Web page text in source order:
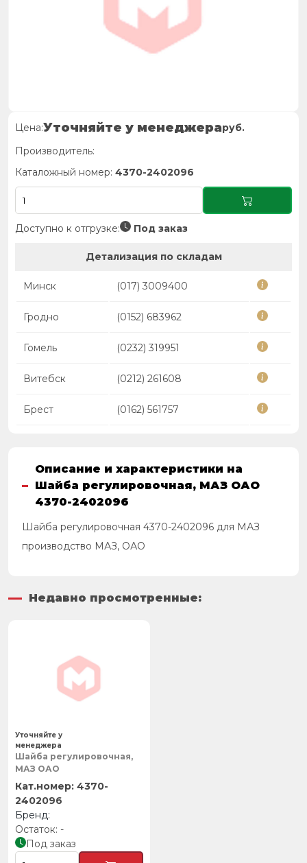
Цена:Уточняйте у менеджераруб.
Производитель:
Каталожный номер: 4370-2402096
Доступно к отгрузке: Под заказ
Детализация по складам
Минск (017) 3009400
Гродно (0152) 683962
Гомель (0232) 319951
Витебск (0212) 261608
Брест (0162) 561757
Описание и характеристики на
Шайба регулировочная, МАЗ ОАО
4370-2402096
Шайба регулировочная 4370-2402096 для МАЗ
производство МАЗ, ОАО
Недавно просмотренные:
Шайба регулировочная,
МАЗ ОАО
4370-
2402096
-
Под заказ
Уточняйте у
менеджера